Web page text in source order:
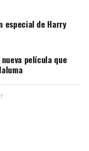
especial de Harry
película que